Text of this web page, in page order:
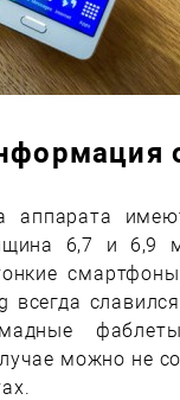
аппарата
6,7 и 6,9
всегда
можно не